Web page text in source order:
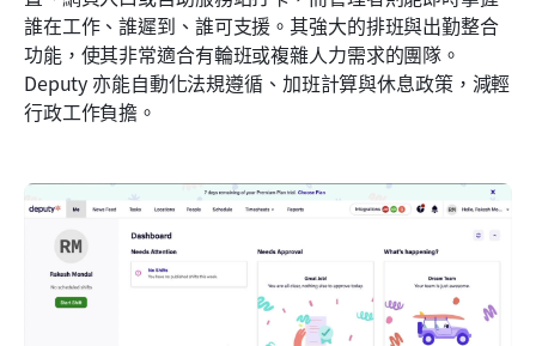
誰在工作、誰遲到、誰可支援。其強大的排班與出勤整合
功能，使其非常適合有輪班或複雜人力需求的團隊。
Deputy 亦能自動化法規遵循、加班計算與休息政策，減輕
行政工作負擔。